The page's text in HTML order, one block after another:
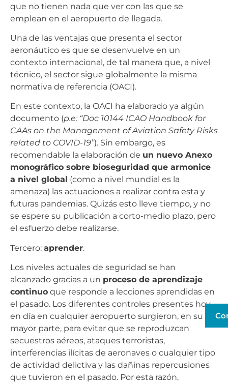
que no tienen nada que ver con las que se
emplean en el aeropuerto de llegada.
Una de las ventajas que presenta el sector
aeronáutico es que se desenvuelve en un
contexto internacional, de tal manera que, a nivel
técnico, el sector sigue globalmente la misma
normativa de referencia (OACI).
En este contexto, la OACI ha elaborado ya algún
documento (p.e: “Doc 10144 ICAO Handbook for
CAAs on the Management of Aviation Safety Risks
related to COVID-19”). Sin embargo, es
recomendable la elaboración de un nuevo Anexo
monográfico sobre bioseguridad que armonice
a nivel global (como a nivel mundial es la
amenaza) las actuaciones a realizar contra esta y
futuras pandemias. Quizás esto lleve tiempo, y no
se espere su publicación a corto-medio plazo, pero
el esfuerzo debe realizarse.
Tercero: aprender.
Los niveles actuales de seguridad se han
alcanzado gracias a un proceso de aprendizaje
continuo que responde a lecciones aprendidas en
el pasado. Los diferentes controles presentes hoy
en día en cualquier aeropuerto surgieron, en su
mayor parte, para evitar que se reproduzcan
secuestros aéreos, ataques terroristas,
interferencias ilícitas de aeronaves o cualquier tipo
de actividad delictiva y las dañinas repercusiones
que tuvieron en el pasado. Por esta razón,